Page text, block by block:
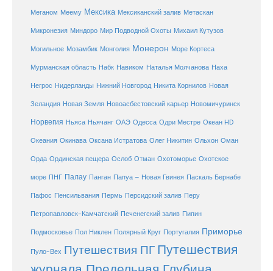
Меганом Меему Мексика Мексиканский залив Метаскан
Микронезия Миндоро Мир Подводной Охоты Михаил Кутузов
Могильное Мозамбик Монголия Монерон Море Кортеса
Мурманская область Набк Навиком Наталья Молчанова Наха
Негрос Нидерланды Нижний Новгород Никита Корнилов Новая
Зеландия Новая Земля Новоасбестовский карьер Новомичуринск
Норвегия Ньяса Ньячанг ОАЭ Одесса Одри Местре Океан HD
Океания Окинава Оксана Истратова Олег Никитин Ольхон Оман
Орда Ординская пещера Ослоб Отман Охотоморье Охотское
море ПНГ Палау Панган Папуа – Новая Гвинея Паскаль Бернабе
Пафос Пенсильвания Пермь Персидский залив Перу
Петропавловск-Камчатский Печенегский залив Пипин
Подмосковье Пол Никлен Полярный Круг Португалия Приморье
Пуло-Вех Путешествия ПГ Путешествия